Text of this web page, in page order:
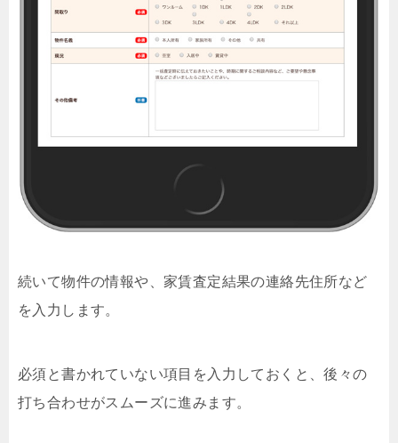
続いて物件の情報や、家賃査定結果の連絡先住所など
を入力します。
必須と書かれていない項目を入力しておくと、後々の
打ち合わせがスムーズに進みます。